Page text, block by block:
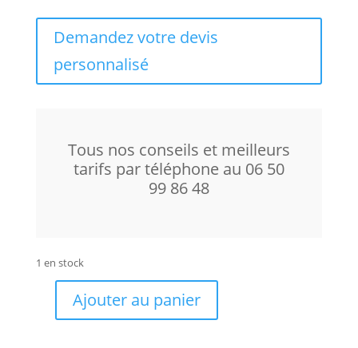
Demandez votre devis
personnalisé
Tous nos conseils et meilleurs
tarifs par téléphone au 06 50
99 86 48
1 en stock
quantitéAjouter au panier